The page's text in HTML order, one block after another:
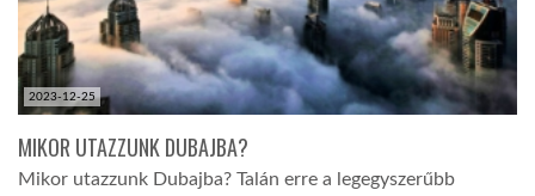
GLOBOBOOK
2023-12-25
MIKOR UTAZZUNK DUBAJBA?
Mikor utazzunk Dubajba? Talán erre a legegyszerűbb